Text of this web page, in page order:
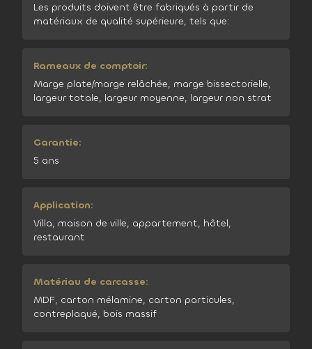
Les produits doivent être fabriqués à partir de
matériaux de qualité supérieure, tels que:
Rameaux de comptoir:
Marge plate/marge relâchée, marge bissectorielle,
largeur totale, largeur moyenne, largeur non strat
Garantie:
5 ans
Application:
Villa, maison de ville, appartement, hôtel,
restaurant
Matériau de carcasse:
MDF, carton mélamine, carton particules,
contreplaqué, bois massif